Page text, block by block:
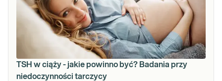
TSH w ciąży - jakie powinno być? Badania przy
niedoczynności tarczycy